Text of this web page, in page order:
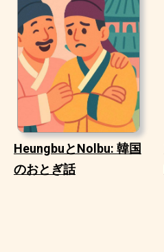
HeungbuとNolbu: 韓国
のおとぎ話